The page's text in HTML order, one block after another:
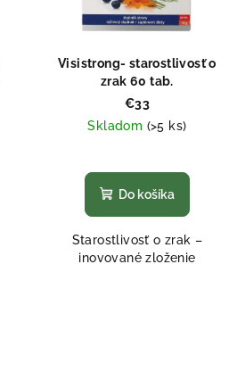
Visistrong- starostlivosť o
zrak 60 tab.
€33
Skladom (>5 ks)
hodnotenie
produktu
z
5
Do košíka
Starostlivosť o zrak –
inovované zloženie